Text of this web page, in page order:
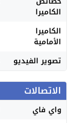
الكاميرا
الكاميرا
الأمامية
تصوير الفيديو
الاتصالات
واي فاي